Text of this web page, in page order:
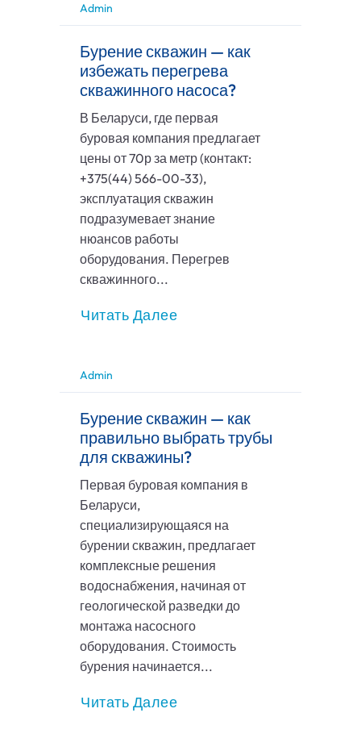
Admin
Бурение скважин — как
избежать перегрева
скважинного насоса?
В Беларуси, где первая
буровая компания предлагает
цены от 70р за метр (контакт:
+375(44) 566-00-33),
эксплуатация скважин
подразумевает знание
нюансов работы
оборудования. Перегрев
скважинного...
Читать Далее
Admin
Бурение скважин — как
правильно выбрать трубы
для скважины?
Первая буровая компания в
Беларуси,
специализирующаяся на
бурении скважин, предлагает
комплексные решения
водоснабжения, начиная от
геологической разведки до
монтажа насосного
оборудования. Стоимость
бурения начинается...
Читать Далее